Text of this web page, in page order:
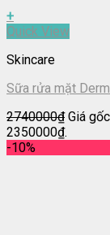
+
Quick View
Skincare
Sữa rửa mặt
2740000₫ Giá
2350000₫.
-10%